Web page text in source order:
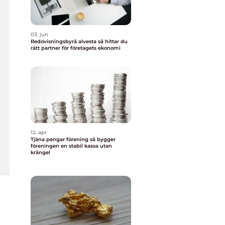
03. jun
Redovisningsbyrå alvesta så hittar du
rätt partner för företagets ekonomi
12. apr
Tjäna pengar förening så bygger
föreningen en stabil kassa utan
krångel